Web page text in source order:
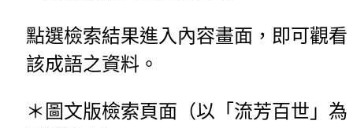
點選檢索結果進入內容畫面，即可觀看
該成語之資料。
＊圖文版檢索頁面（以「流芳百世」為